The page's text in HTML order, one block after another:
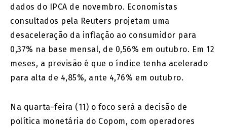
dados do IPCA de novembro. Economistas
consultados pela Reuters projetam uma
desaceleração da inflação ao consumidor para
0,37% na base mensal, de 0,56% em outubro. Em 12
meses, a previsão é que o índice tenha acelerado
para alta de 4,85%, ante 4,76% em outubro.
Na quarta-feira (11) o foco será a decisão de
política monetária do Copom, com operadores